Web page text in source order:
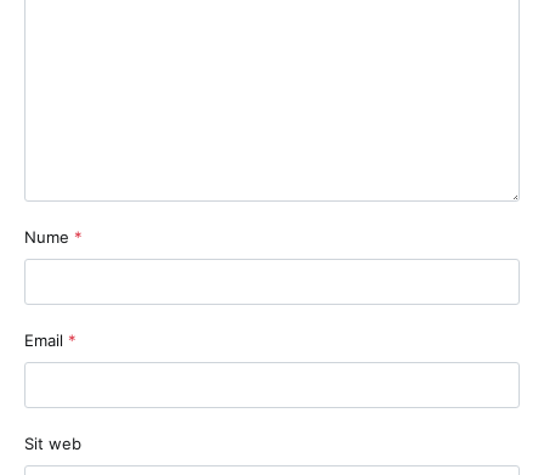
Nume *
Email *
Sit web